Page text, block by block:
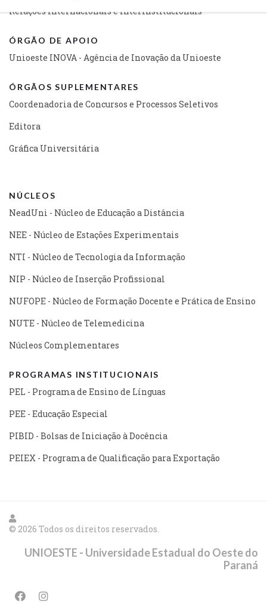
Relações Internacionais e Interinstitucionais
ÓRGÃO DE APOIO
Unioeste INOVA - Agência de Inovação da Unioeste
ÓRGÃOS SUPLEMENTARES
Coordenadoria de Concursos e Processos Seletivos
Editora
Gráfica Universitária
NÚCLEOS
NeadUni - Núcleo de Educação a Distância
NEE - Núcleo de Estações Experimentais
NTI - Núcleo de Tecnologia da Informação
NIP - Núcleo de Inserção Profissional
NUFOPE - Núcleo de Formação Docente e Prática de Ensino
NUTE - Núcleo de Telemedicina
Núcleos Complementares
PROGRAMAS INSTITUCIONAIS
PEL - Programa de Ensino de Línguas
PEE - Educação Especial
PIBID - Bolsas de Iniciação à Docência
PEIEX - Programa de Qualificação para Exportação
© 2026 Todos os direitos reservados.
UNIOESTE - Universidade Estadual do Oeste do
Paraná